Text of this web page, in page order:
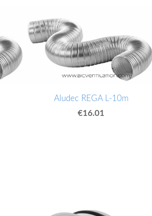
Aludec REGA L-10m
€16.01